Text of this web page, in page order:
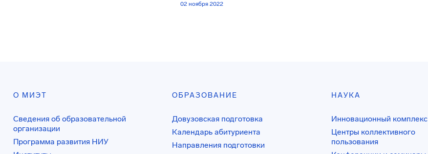
02 ноября 2022
О МИЭТ
Сведения об образовательной
организации
Программа развития НИУ
ОБРАЗОВАНИЕ
Довузовская подготовка
Календарь абитуриента
Направления подготовки
НАУКА
Инновационный комплекс
Центры коллективного
пользования